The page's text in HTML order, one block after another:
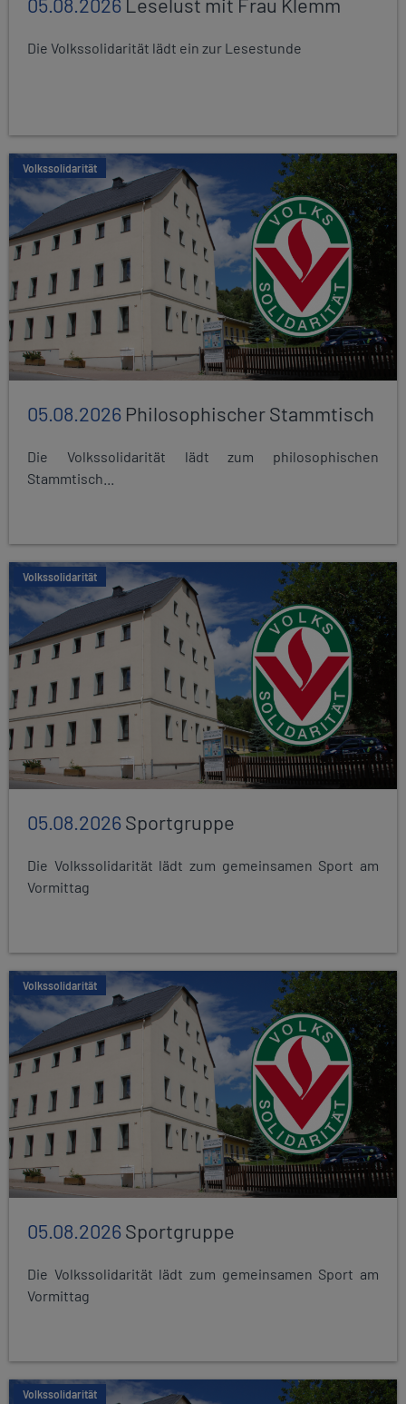
Die Volkssolidarität lädt ein zur Lesestunde
Volkssolidarität
05.08.2026 Philosophischer Stammtisch
Die Volkssolidarität lädt zum philosophischen
Stammtisch...
Volkssolidarität
05.08.2026Sportgruppe
Die Volkssolidarität lädt zum gemeinsamen Sport am
Vormittag
Volkssolidarität
05.08.2026Sportgruppe
Die Volkssolidarität lädt zum gemeinsamen Sport am
Vormittag
Volkssolidarität